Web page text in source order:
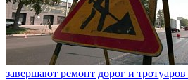
завершают ремонт дорог и